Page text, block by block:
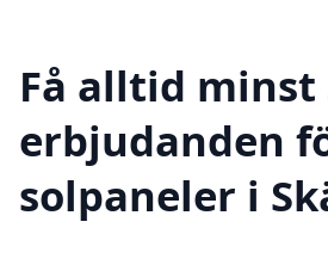
Få alltid minst
erbjudanden
solpaneler i